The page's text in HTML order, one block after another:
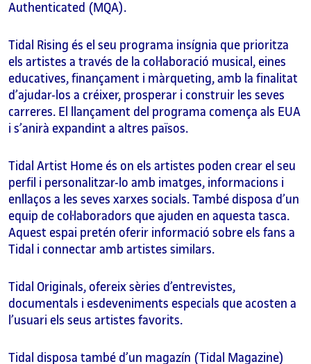
Authenticated (MQA).
Tidal Rising és el seu programa insígnia que prioritza
els artistes a través de la col·laboració musical, eines
educatives, finançament i màrqueting, amb la finalitat
d’ajudar-los a créixer, prosperar i construir les seves
carreres. El llançament del programa comença als EUA
i s’anirà expandint a altres països.
Tidal Artist Home és on els artistes poden crear el seu
perfil i personalitzar-lo amb imatges, informacions i
enllaços a les seves xarxes socials. També disposa d’un
equip de col·laboradors que ajuden en aquesta tasca.
Aquest espai pretén oferir informació sobre els fans a
Tidal i connectar amb artistes similars.
Tidal Originals, ofereix sèries d’entrevistes,
documentals i esdeveniments especials que acosten a
l’usuari els seus artistes favorits.
Tidal disposa també d’un magazín (Tidal Magazine)